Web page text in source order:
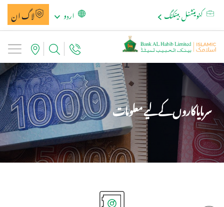
لاگ ان اردو کنوینشنل بینکنگ
سرمایاکاروں کے لیے معلومات